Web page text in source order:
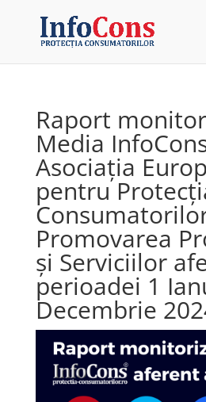
Raport
Media
Asociația
pentru
Promovarea
și Serviciilor
perioadei 1
Decembrie